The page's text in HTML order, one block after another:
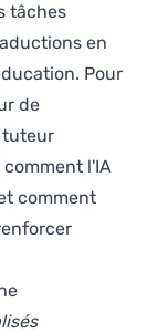
tâches
en
Pour
de
tuteur
l'IA
comment